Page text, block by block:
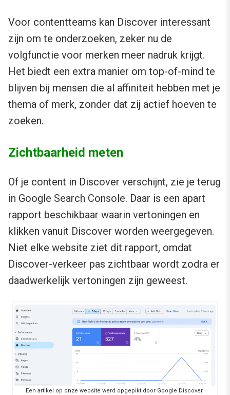
Voor contentteams kan Discover interessant
zijn om te onderzoeken, zeker nu de
volgfunctie voor merken meer nadruk krijgt.
Het biedt een extra manier om top-of-mind te
blijven bij mensen die al affiniteit hebben met je
thema of merk, zonder dat zij actief hoeven te
zoeken.
Zichtbaarheid meten
Of je content in Discover verschijnt, zie je terug
in Google Search Console. Daar is een apart
rapport beschikbaar waarin vertoningen en
klikken vanuit Discover worden weergegeven.
Niet elke website ziet dit rapport, omdat
Discover-verkeer pas zichtbaar wordt zodra er
daadwerkelijk vertoningen zijn geweest.
Een artikel op onze website werd opgepikt door Google Discover.